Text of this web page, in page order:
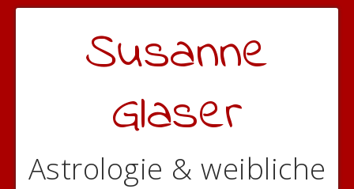
Susanne
Glaser
Astrologie & weibliche